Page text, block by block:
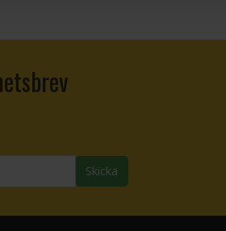
Skicka